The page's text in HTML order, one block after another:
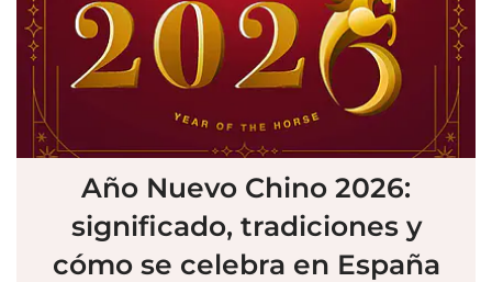
Año Nuevo Chino 2026:
significado, tradiciones y
cómo se celebra en España